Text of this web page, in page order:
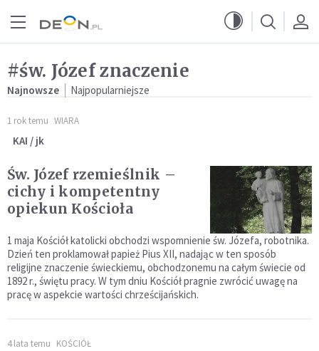
#św. Józef znaczenie
Najnowsze Najpopularniejsze
1 rok temu WIARA
KAI / jk
Św. Józef rzemieślnik –
cichy i kompetentny
opiekun Kościoła
1 maja Kościół katolicki obchodzi wspomnienie św. Józefa, robotnika.
Dzień ten proklamował papież Pius XII, nadając w ten sposób
religijne znaczenie świeckiemu, obchodzonemu na całym świecie od
1892 r., świętu pracy. W tym dniu Kościół pragnie zwrócić uwagę na
pracę w aspekcie wartości chrześcijańskich.
4 lata temu KOŚCIÓŁ